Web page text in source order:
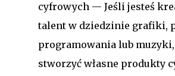
cyfrowych — Jeśli jesteś
talent w dziedzinie grafiki,
programowania lub
stworzyć własne produkty